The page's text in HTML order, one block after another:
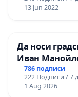
13 Jun 2022
Да носи
Иван
786 подписи
222 Подписи / 7
1 Aug 2026